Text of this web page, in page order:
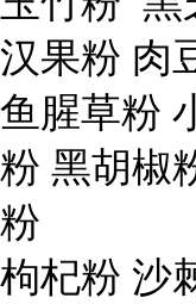
汉果粉 肉
鱼腥草粉
粉 黑胡椒
粉
枸杞粉 沙